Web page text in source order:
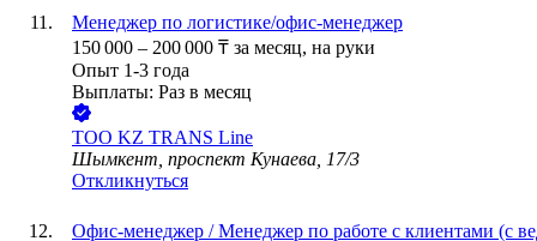
Менеджер по логистике/офис-менеджер
150 000 – 200 000 ₸ за месяц, на руки
Опыт 1-3 года
Выплаты: Раз в месяц
ТОО KZ TRANS Line
Шымкент, проспект Кунаева, 17/3
Откликнуться
Офис-менеджер / Менеджер по работе с клиентами (с